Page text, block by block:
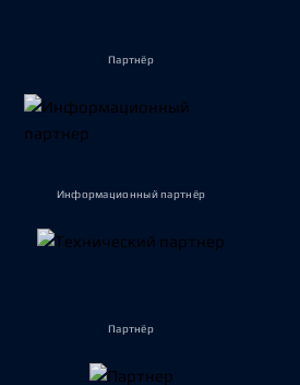
Партнёр
Информационный партнёр
Партнёр